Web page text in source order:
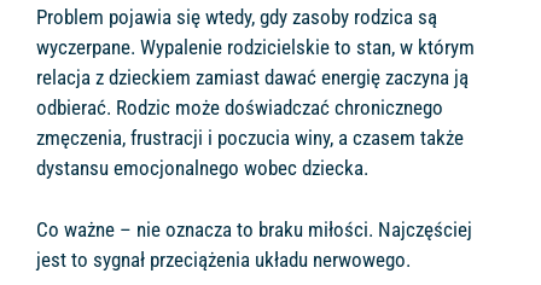
Problem pojawia się wtedy, gdy zasoby rodzica są
wyczerpane. Wypalenie rodzicielskie to stan, w którym
relacja z dzieckiem zamiast dawać energię zaczyna ją
odbierać. Rodzic może doświadczać chronicznego
zmęczenia, frustracji i poczucia winy, a czasem także
dystansu emocjonalnego wobec dziecka.
Co ważne – nie oznacza to braku miłości. Najczęściej
jest to sygnał przeciążenia układu nerwowego.